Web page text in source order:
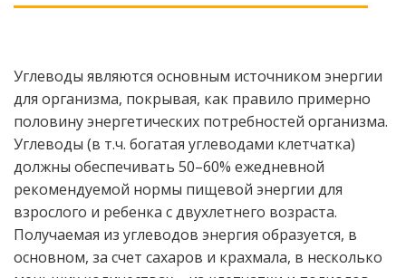
Углеводы являются основным источником энергии
для организма, покрывая, как правило примерно
половину энергетических потребностей организма.
Углеводы (в т.ч. богатая углеводами клетчатка)
должны обеспечивать 50–60% ежедневной
рекомендуемой нормы пищевой энергии для
взрослого и ребенка с двухлетнего возраста.
Получаемая из углеводов энергия образуется, в
основном, за счет сахаров и крахмала, в несколько